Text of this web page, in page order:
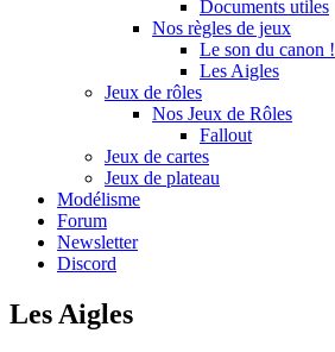
Documents utiles
Nos règles de jeux
Le son du canon !
Les Aigles
Jeux de rôles
Nos Jeux de Rôles
Fallout
Jeux de cartes
Jeux de plateau
Modélisme
Forum
Newsletter
Discord
Les Aigles